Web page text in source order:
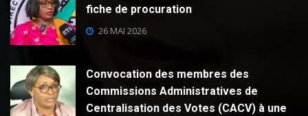
fiche de procuration
26 MAI 2026
Convocation des membres des
Commissions Administratives de
Centralisation des Votes (CACV) à une